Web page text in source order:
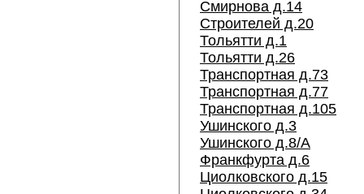
Смирнова д.14
Строителей д.20
Тольятти д.1
Тольятти д.26
Транспортная д.73
Транспортная д.77
Транспортная д.105
Ушинского д.3
Ушинского д.8/А
Франкфурта д.6
Циолковского д.15